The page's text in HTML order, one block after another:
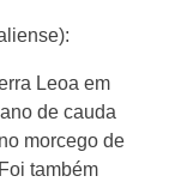
Leoa em
de cauda
morcego de
também